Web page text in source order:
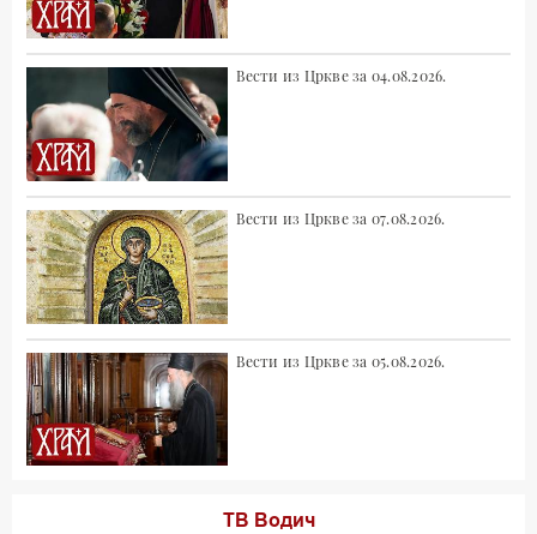
Вести из Цркве за 04.08.2026.
Вести из Цркве за 07.08.2026.
Вести из Цркве за 05.08.2026.
ТВ Водич